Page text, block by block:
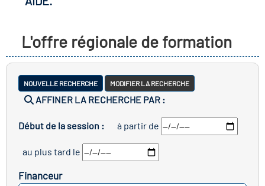
métiers
clés métiers et
lieu d'information ou
des métiers en
des transitions
de l'Economie
(ESS)
du secteur sanitaire
L'offre régionale de formation
NOUVELLE RECHERCHE MODIFIER LA RECHERCHE
AFFINER LA RECHERCHE PAR :
Début de la session : à partir de
au plus tard le
Financeur